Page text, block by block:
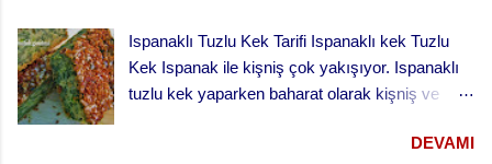
250 gr. file badem 4 çorba kaşığı bal 1 çorba
kaşığı toz tarçın 4 çorba kaşığı şeker 1 çay
kaşığı kakule çekirdeği (dövülmüş) 250 gr.
paket karbonat Un (alabildiği kadar) 1 çorba
Ispanaklı Tuzlu Kek Tarifi Ispanaklı kek Tuzlu
Kek Ispanak ile kişniş çok yakışıyor. Ispanaklı
tuzlu kek yaparken baharat olarak kişniş ve
serptik. Hem görünümü hem de lezzeti çokDEVAMI